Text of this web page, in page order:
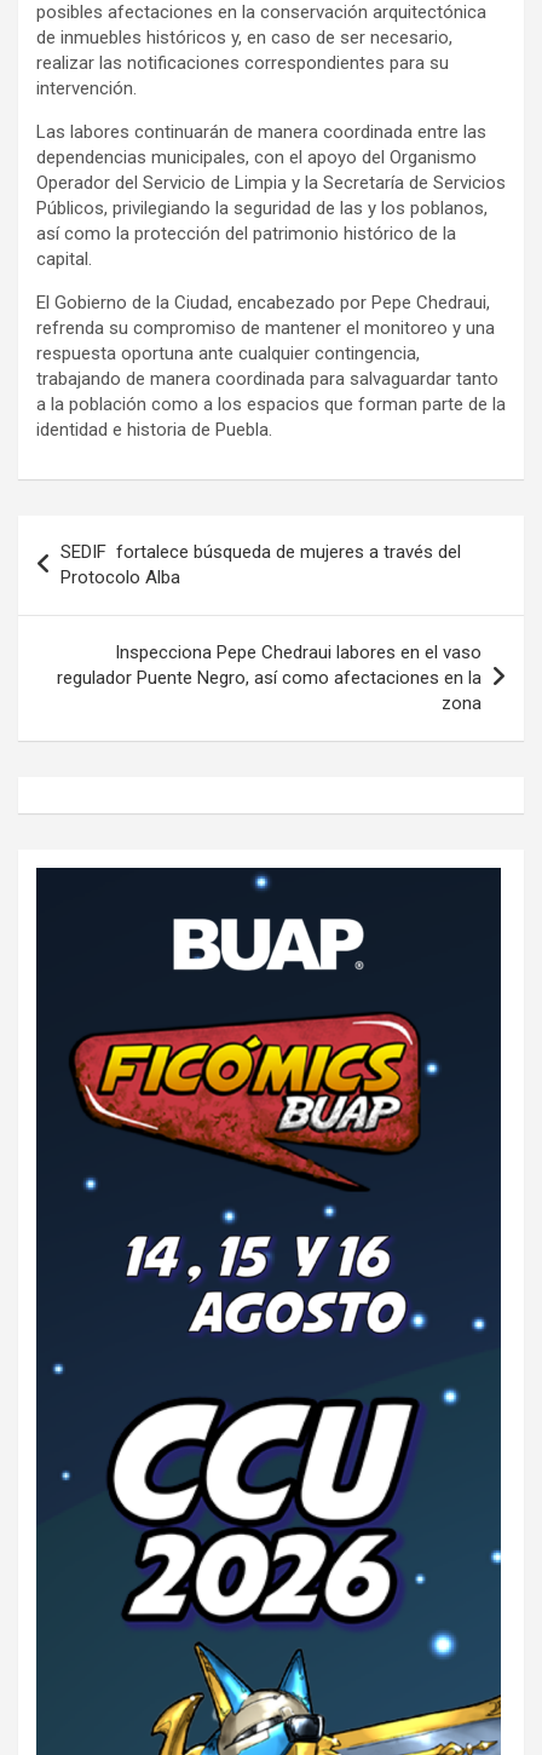
posibles afectaciones en la conservación arquitectónica
de inmuebles históricos y, en caso de ser necesario,
realizar las notificaciones correspondientes para su
intervención.
Las labores continuarán de manera coordinada entre las
dependencias municipales, con el apoyo del Organismo
Operador del Servicio de Limpia y la Secretaría de Servicios
Públicos, privilegiando la seguridad de las y los poblanos,
así como la protección del patrimonio histórico de la
capital.
El Gobierno de la Ciudad, encabezado por Pepe Chedraui,
refrenda su compromiso de mantener el monitoreo y una
respuesta oportuna ante cualquier contingencia,
trabajando de manera coordinada para salvaguardar tanto
a la población como a los espacios que forman parte de la
identidad e historia de Puebla.
de
entradas
SEDIF fortalece búsqueda de mujeres a través del
Protocolo Alba
Inspecciona Pepe Chedraui labores en el vaso
regulador Puente Negro, así como afectaciones en la
zona